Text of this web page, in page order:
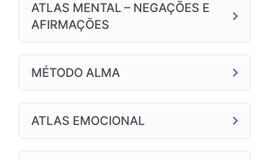
ATLAS MENTAL – NEGAÇÕES E
AFIRMAÇŌES
MÉTODO ALMA
ATLAS EMOCIONAL